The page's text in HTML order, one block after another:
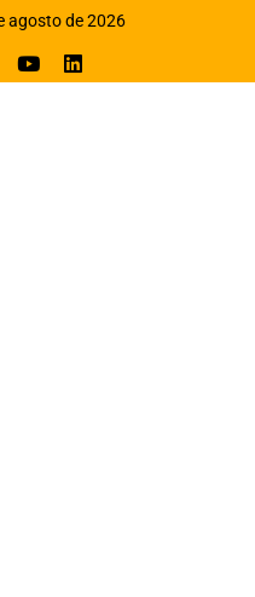
agosto de 2026